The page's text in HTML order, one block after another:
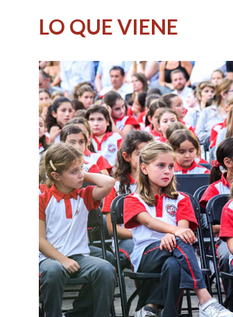
LO QUE VIENE